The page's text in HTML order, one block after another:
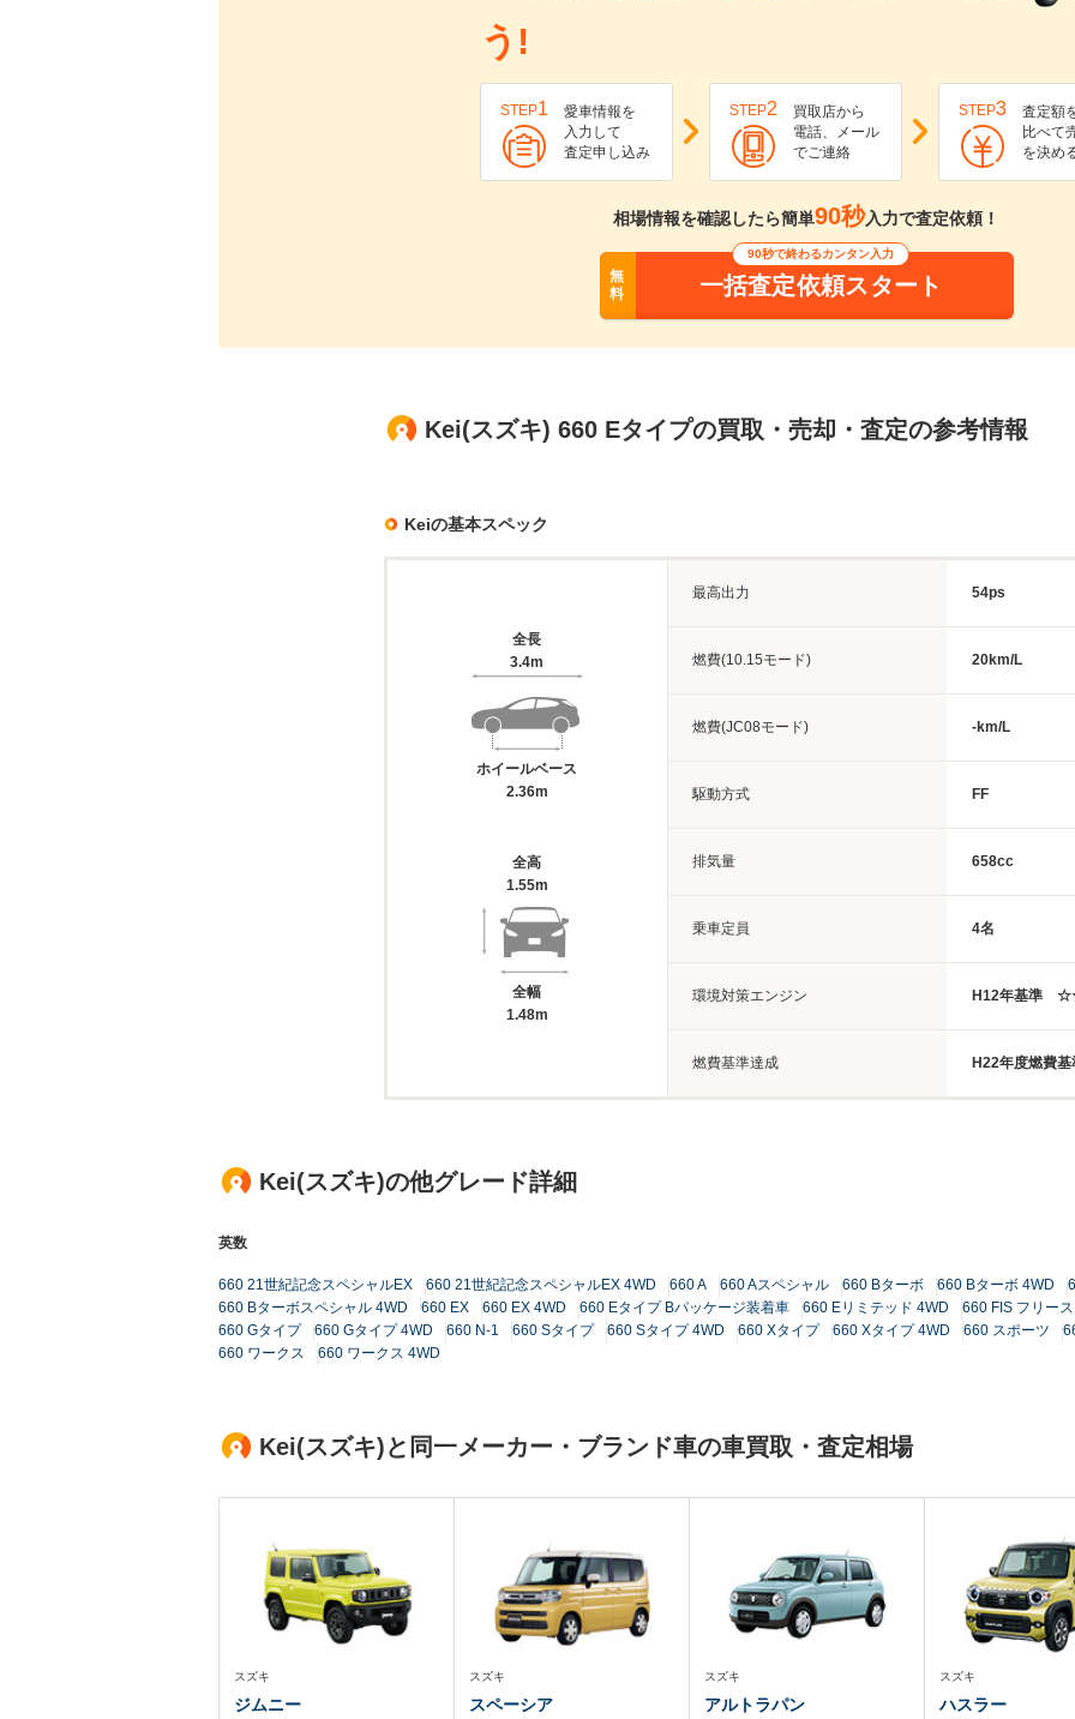
う!
STEP1
愛車情報を
入力して
査定申し込み
STEP2
買取店から
電話、メール
でご連絡
STEP3
査定額
比べて
を決め
相場情報を確認したら簡単90秒入力で査定依頼！
無
料
90秒で終わるカンタン入力
一括査定依頼スタート
Kei(スズキ) 660 Eタイプの買取・売却・査定の参考情報
Keiの基本スペック
全長
3.4m
ホイールベース
2.36m
全高
1.55m
全幅
1.48m
最高出力 54ps
燃費(10.15モード) 20km/L
燃費(JC08モード) -km/L
駆動方式 FF
排気量 658cc
乗車定員 4名
環境対策エンジン H12年基準
燃費基準達成 H22年度燃費
Kei(スズキ)の他グレード詳細
英数
660 21世紀記念スペシャルEX 660 21世紀記念スペシャルEX 4WD 660 A 660 Aスペシャル 660 Bターボ 660 Bターボ 4WD
660 Bターボスペシャル 4WD
660 EX 660 EX 4WD 660 Eタイプ Bパッケージ装着車 660 Eリミテッド 4WD
660 FIS フリー
660 Gタイプ
660 Gタイプ 4WD 660 N-1 660 Sタイプ 660 Sタイプ 4WD 660 Xタイプ 660 Xタイプ 4WD 660 スポーツ
660 ワークス
660 ワークス 4WD
Kei(スズキ)と同一メーカー・ブランド車の車買取・査定相場
スズキ
ジムニー
スズキ
スペーシア
スズキ
アルトラパン
スズキ
ハスラー